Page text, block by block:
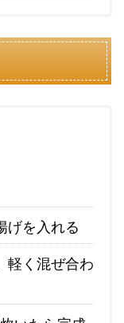
げを入れる
軽く混ぜ合わ